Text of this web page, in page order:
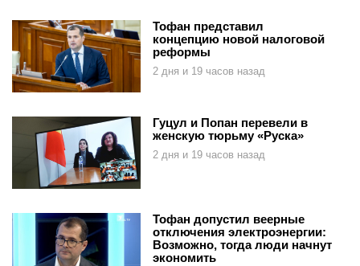
Тофан представил
концепцию новой налоговой
реформы
2 дня и 19 часов назад
Гуцул и Попан перевели в
женскую тюрьму «Руска»
2 дня и 19 часов назад
Тофан допустил веерные
отключения электроэнергии:
Возможно, тогда люди начнут
экономить